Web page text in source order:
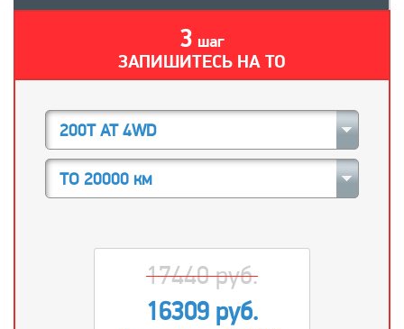
3 шаг
ЗАПИШИТЕСЬ НА ТО
200T AT 4WD
ТО 20000 км
17440 руб.
16309 руб.